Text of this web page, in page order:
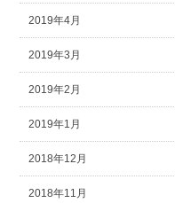
2019年4月
2019年3月
2019年2月
2019年1月
2018年12月
2018年11月